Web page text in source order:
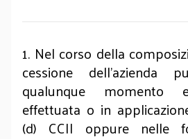
1. Nel corso della
cessione dell’azienda
qualunque
effettuata o in
(d) CCII oppure nelle